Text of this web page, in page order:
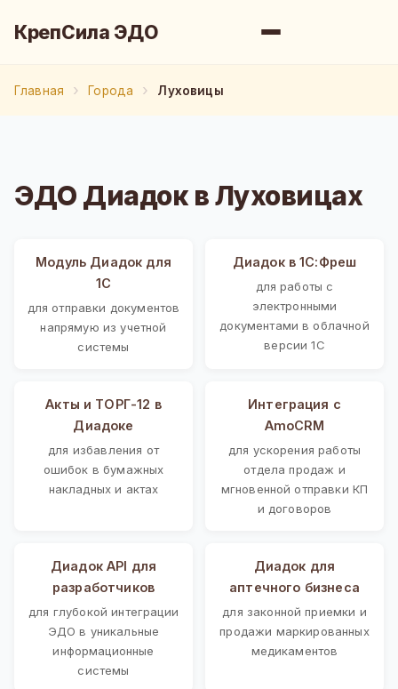
КрепСила ЭДО
Главная Города Луховицы
ЭДО Диадок в Луховицах
Модуль Диадок для
1С
для отправки документов
напрямую из учетной
системы
Диадок в 1С:Фреш
для работы с
электронными
документами в облачной
версии 1С
Акты и ТОРГ-12 в
Диадоке
для избавления от
ошибок в бумажных
накладных и актах
Интеграция с
AmoCRM
для ускорения работы
отдела продаж и
мгновенной отправки КП
и договоров
Диадок API для
разработчиков
для глубокой интеграции
ЭДО в уникальные
информационные
системы
Диадок для
аптечного бизнеса
для законной приемки и
продажи маркированных
медикаментов